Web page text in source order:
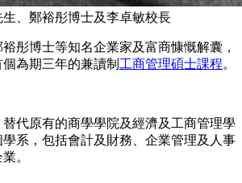
、鄭裕彤博士及李卓敏校長
彤博士等知名企業家及富商慷慨解囊，
為期三年的兼讀制 工商管理碩士課程。
代原有的商學學院及經濟及工商管理學
系，包括會計及財務、企業管理及人事
。